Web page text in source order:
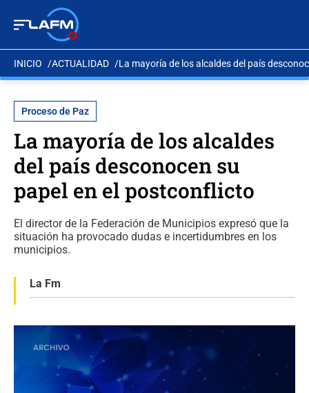
INICIO ACTUALIDAD La mayoría de los alcaldes del país
Proceso de Paz
La mayoría de los alcaldes
del país desconocen su
papel en el postconflicto
El director de la Federación de Municipios expresó que la
situación ha provocado dudas e incertidumbres en los
municipios.
La Fm